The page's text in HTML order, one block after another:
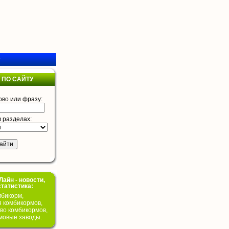
САЙТУ
или фразу:
разделах:
- новости,
комбикормов,
комбикормов,
заводы.